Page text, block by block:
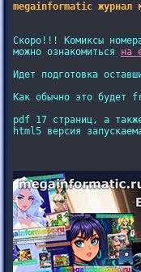
megainformatic журнал
Скоро!!! Комиксы
можно ознакомиться на
Идет подготовка
Как обычно это будет
pdf 17 страниц, а
html5 версия